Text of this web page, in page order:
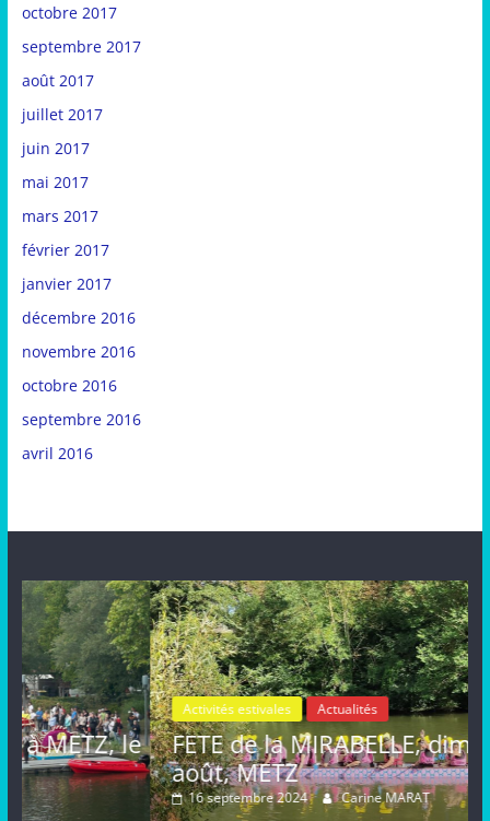
octobre 2017
septembre 2017
août 2017
juillet 2017
juin 2017
mai 2017
mars 2017
février 2017
janvier 2017
décembre 2016
novembre 2016
octobre 2016
septembre 2016
avril 2016
Activités estivales Actualités
FETE de la MIRABELLE, dimanche 25
août, METZ
16 septembre 2024 Carine MARAT